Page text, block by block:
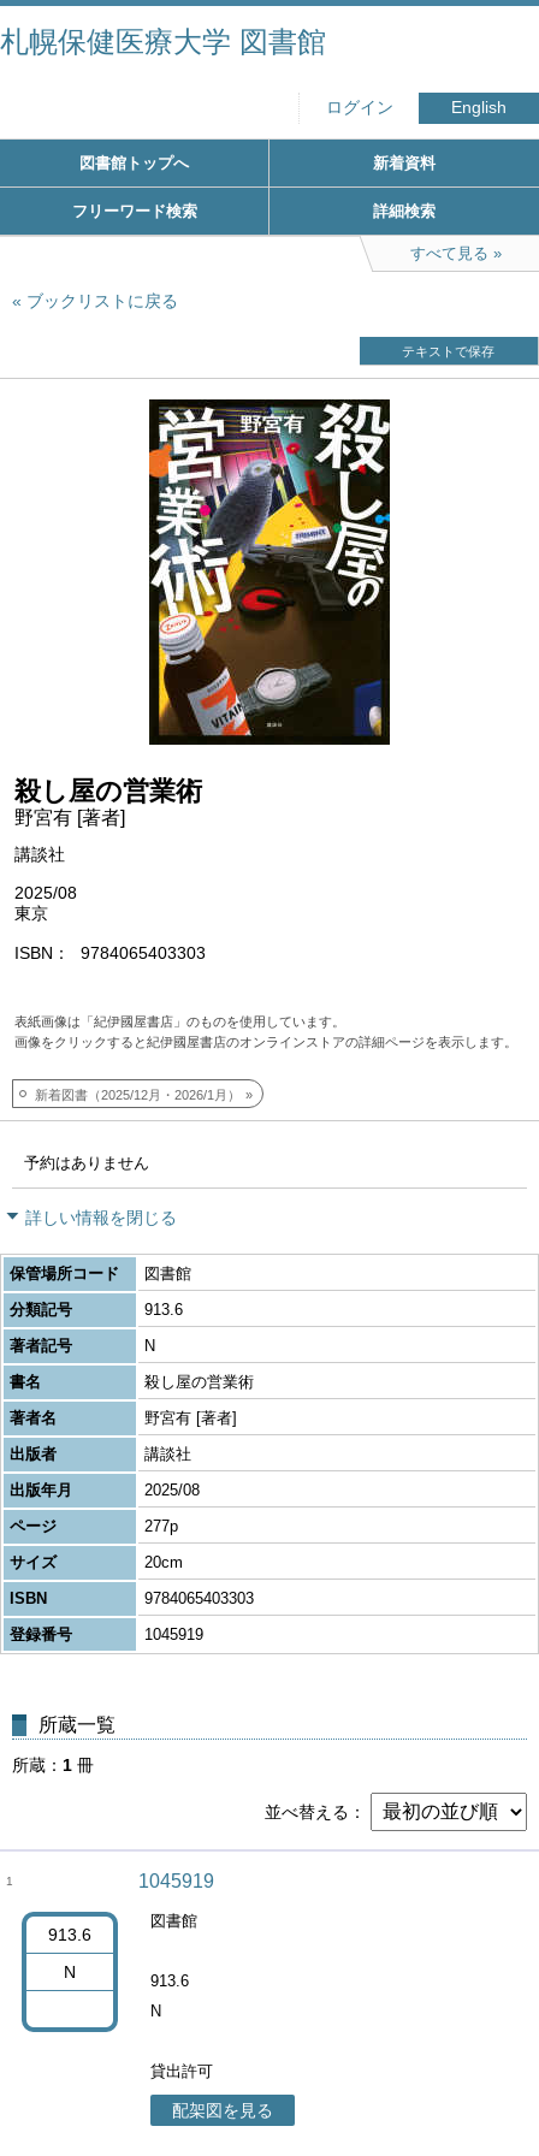
札幌保健医療大学 図書館
ログイン English
図書館トップへ 新着資料
フリーワード検索 詳細検索
すべて見る
ブックリストに戻る
テキストで保存
殺し屋の営業術
野宮有 [著者]
講談社
2025/08
東京
ISBN 9784065403303
表紙画像は「紀伊國屋書店」のものを使用しています。
画像をクリックすると紀伊國屋書店のオンラインストアの詳細ページを表示します。
新着図書（2025/12月・2026/1月）
予約はありません
詳しい情報を閉じる
保管場所コード
図書館
分類記号
913.6
著者記号
N
書名
殺し屋の営業術
著者名
野宮有 [著者]
出版者
講談社
出版年月
2025/08
ページ
277p
サイズ
20cm
ISBN
9784065403303
登録番号
1045919
所蔵一覧
所蔵 1 冊
並べ替える
1
913.6
N
1045919
図書館
913.6
N
貸出許可
配架図を見る